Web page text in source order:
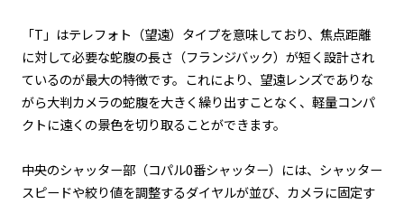
「T」はテレフォト（望遠）タイプを意味しており、焦点距離
に対して必要な蛇腹の長さ（フランジバック）が短く設計され
ているのが最大の特徴です。これにより、望遠レンズでありな
がら大判カメラの蛇腹を大きく繰り出すことなく、軽量コンパ
クトに遠くの景色を切り取ることができます。
中央のシャッター部（コパル0番シャッター）には、シャッター
スピードや絞り値を調整するダイヤルが並び、カメラに固定す